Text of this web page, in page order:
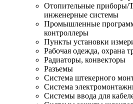
Отопительные приборы/
инженерные системы
Промышленные
контроллеры
Пункты установки
Рабочая одежда, охрана
Радиаторы, конвекторы
Разъемы
Система штекерного
Система
Системы ввода для